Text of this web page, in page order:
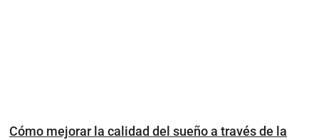
Cómo mejorar la calidad del sueño a través de la